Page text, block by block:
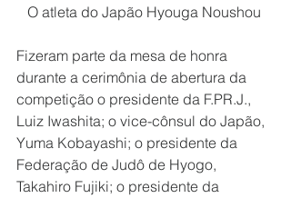
O atleta do Japão Hyouga Noushou
Fizeram parte da mesa de honra
durante a cerimônia de abertura da
competição o presidente da F.PR.J.,
Luiz Iwashita; o vice-cônsul do Japão,
Yuma Kobayashi; o presidente da
Federação de Judô de Hyogo,
Takahiro Fujiki; o presidente da